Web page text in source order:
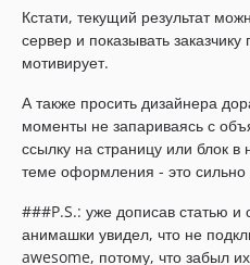
Кстати, текущий результат
сервер и показывать
мотивирует.
А также просить дизайнера
моменты не запариваясь с
ссылку на страницу или блок
теме оформления - это сильно
###P.S.: уже дописав статью и
анимашки увидел, что не
awesome, потому, что забыл